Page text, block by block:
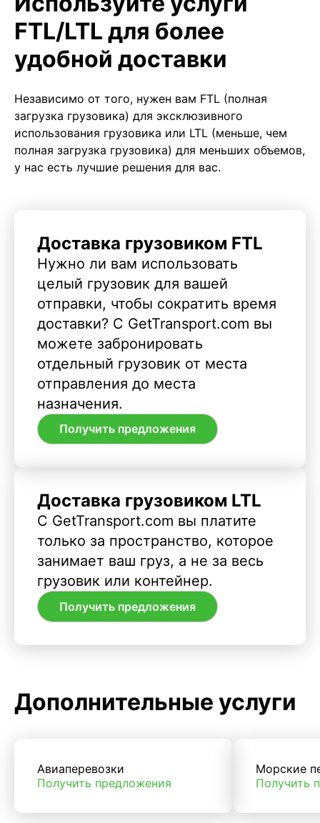
FTL/LTL для более
удобной доставки
Независимо от того, нужен вам FTL (полная
загрузка грузовика) для эксклюзивного
использования грузовика или LTL (меньше, чем
полная загрузка грузовика) для меньших объемов,
у нас есть лучшие решения для вас.
Доставка грузовиком FTL
Нужно ли вам использовать
целый грузовик для вашей
отправки, чтобы сократить время
доставки? С GetTransport.com вы
можете забронировать
отдельный грузовик от места
отправления до места
назначения.
Получить предложения
Доставка грузовиком LTL
С GetTransport.com вы платите
только за пространство, которое
занимает ваш груз, а не за весь
грузовик или контейнер.
Получить предложения
Дополнительные услуги
Авиаперевозки
Получить предложения
Морские
Получить